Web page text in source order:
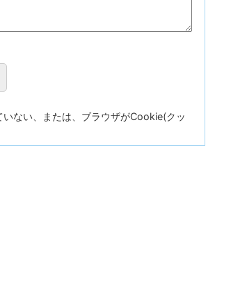
ない、または、ブラウザがCookie(クッ